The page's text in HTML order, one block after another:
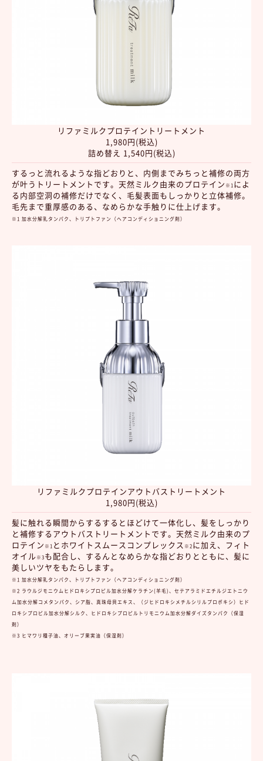
リファミルクプロテイントリートメント
1,980円(税込)
詰め替え 1,540円(税込)
するっと流れるような指どおりと、内側までみちっと補修の両方
が叶うトリートメントです。天然ミルク由来のプロテイン ※1 によ
る内部空洞の補修だけでなく、毛髪表面もしっかりと立体補修。
毛先まで重厚感のある、なめらかな手触りに仕上げます。
※1 加水分解乳タンパク、トリプトファン（ヘアコンディショニング剤）
リファミルクプロテインアウトバストリートメント
1,980円(税込)
髪に触れる瞬間からするするとほどけて一体化し、髪をしっかり
と補修するアウトバストリートメントです。天然ミルク由来のプ
ロテイン ※1 とホワイトスムースコンプレックス ※2に加え、フィト
オイル※3も配合し、するんとなめらかな指どおりとともに、髪に
美しいツヤをもたらします。
※1 加水分解乳タンパク、トリプトファン（ヘアコンディショニング剤）
※2 ラウルジモニウムヒドロキシプロピル加水分解ケラチン(羊毛)、セテアラミドエチルジエトニウ
ム加水分解コメタンパク、シア脂、真珠母貝エキス、（ジヒドロキシメチルシリルプロポキシ）ヒド
ロキシプロピル加水分解シルク、ヒドロキシプロピルトリモニウム加水分解ダイズタンパク（保湿
剤）
※3 ヒマワリ種子油、オリーブ果実油（保湿剤）